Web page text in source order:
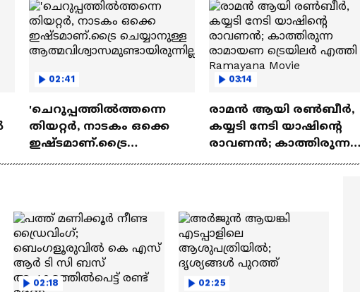
02:41
'ചെറുപ്പത്തിൽത്തന്നെ
തിയറ്റർ, നാടകം ഒക്കെ
ഇഷ്ടമാണ്.ട്രൈ
ചെയ്യാനുള്ള
03:14
രാമന്‍ ആയി രൺബീർ,
കയ്യടി നേടി യാഷിന്റെ
രാവണൻ; കാത്തിരുന്ന
രാമായണ ട്രെയിലർ
02:18 02:25